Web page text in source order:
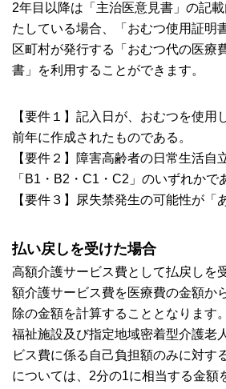
2年目以降は「主治医意見書」の記
たしている場合、「おむつ使用証明
区町村が発行する「おむつ代の医療
書」を利用することができます。
【要件１】記入日が、おむつを使用
前年に作成されたものである。
【要件２】障害高齢者の日常生活自
「B1・B2・C1・C2」のいずれかで
【要件３】尿失禁発生の可能性が「
払い戻しを受けた場合
高額介護サービス費として払戻しを
額介護サービス費を医療費の金額か
除の金額を計算することとなります
福祉施設及び指定地域密着型介護老
ビス費に係る自己負担額のみに対す
については、2分の1に相当する金額